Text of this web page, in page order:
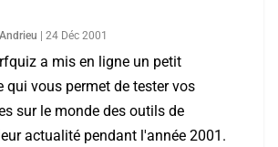
24 Déc 2001
a mis en ligne un petit
qui vous permet de tester vos
sur le monde des outils de
actualité pendant l'année 2001.